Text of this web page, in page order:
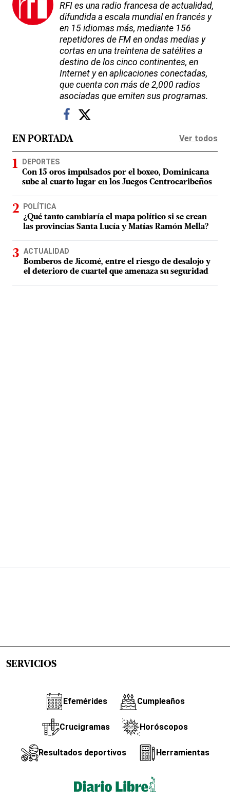
RFI es una radio francesa de actualidad,
difundida a escala mundial en francés y
en 15 idiomas más, mediante 156
repetidores de FM en ondas medias y
cortas en una treintena de satélites a
destino de los cinco continentes, en
Internet y en aplicaciones conectadas,
que cuenta con más de 2,000 radios
asociadas que emiten sus programas.
EN PORTADA Ver todos
DEPORTES
Con 15 oros impulsados por el boxeo, Dominicana
sube al cuarto lugar en los Juegos Centrocaribeños
POLÍTICA
¿Qué tanto cambiaría el mapa político si se crean
las provincias Santa Lucía y Matías Ramón Mella?
ACTUALIDAD
Bomberos de Jicomé, entre el riesgo de desalojo y
el deterioro de cuartel que amenaza su seguridad
SERVICIOS
Efemérides Cumpleaños
Crucigramas Horóscopos
Resultados deportivos Herramientas